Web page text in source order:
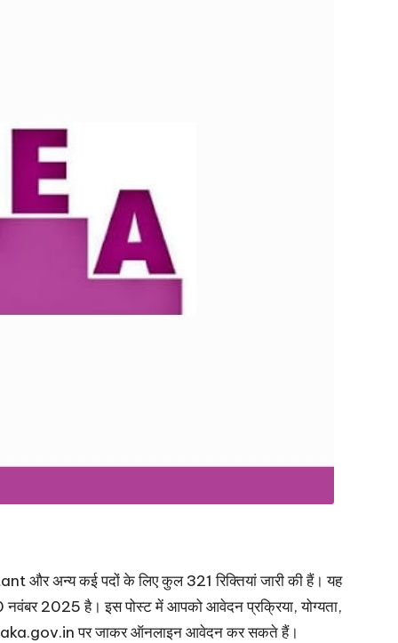
और अन्य कई पदों के लिए कुल 321 रिक्तियां जारी की हैं। यह
2025 है। इस पोस्ट में आपको आवेदन प्रक्रिया, योग्यता,
पर जाकर ऑनलाइन आवेदन कर सकते हैं।